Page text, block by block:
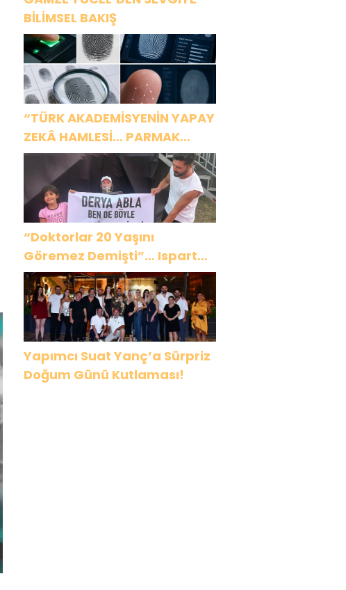
BİLİMSEL BAKIŞ
“TÜRK AKADEMİSYENİN YAPAY
ZEKÂ HAMLESİ… PARMAK
İZİNDEN KİŞİYE ÖZEL ANALİZ”
“Doktorlar 20 Yaşını
Göremez Demişti”… Ispartalı
Çağlar Özyiğit’in Derya
Bedavacı Buluşması
Duygulandırdı
Yapımcı Suat Yanç’a Sürpriz
Doğum Günü Kutlaması!